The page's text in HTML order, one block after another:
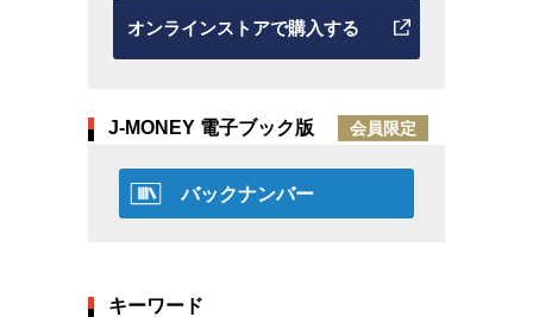
オンラインストアで購入する
J-MONEY 電子ブック版 会員限定
バックナンバー
キーワード